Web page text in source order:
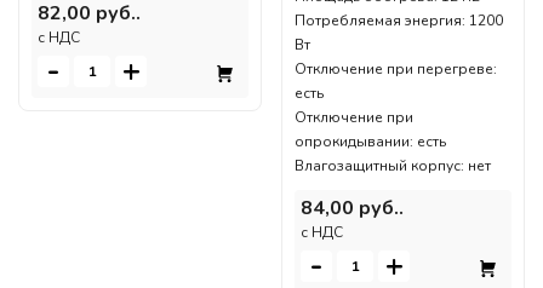
82,00 руб..
c НДС
- +
Потребляемая энергия: 1200
Вт
Отключение при перегреве:
есть
Отключение при
опрокидывании: есть
Влагозащитный корпус: нет
84,00 руб..
c НДС
- +